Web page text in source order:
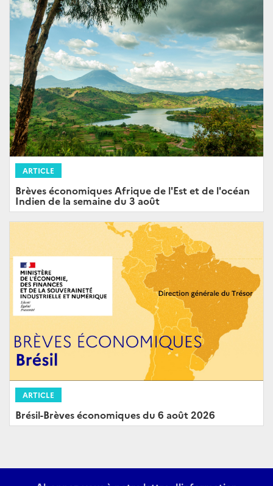
ARTICLE
Brèves économiques Afrique de l'Est et de l'océan
Indien de la semaine du 3 août
ARTICLE
Brésil-Brèves économiques du 6 août 2026